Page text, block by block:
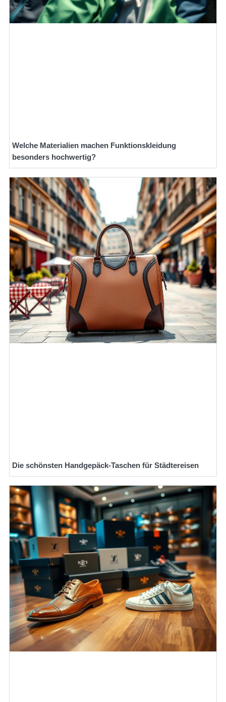
Welche Materialien machen Funktionskleidung
besonders hochwertig?
Die schönsten Handgepäck-Taschen für Städtereisen